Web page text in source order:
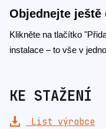
Objednejte ještě
Klikněte na tlačítko
instalace – to vše v
KE STAŽENÍ
List výrobce